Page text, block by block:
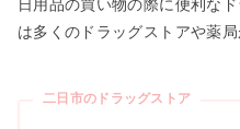
日用品の買い物の際に便利な
は多くのドラッグストアや薬局
二日市のドラッグストア